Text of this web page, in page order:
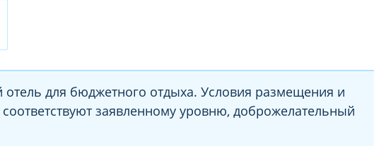
отель для бюджетного отдыха. Условия размещения и
соответствуют заявленному уровню, доброжелательный